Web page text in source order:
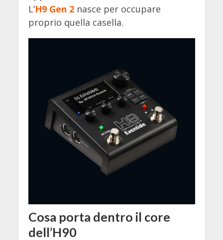
L’H9 Gen 2nasce per occupare
proprio quella casella.
Cosa porta dentro il core
dell’H90